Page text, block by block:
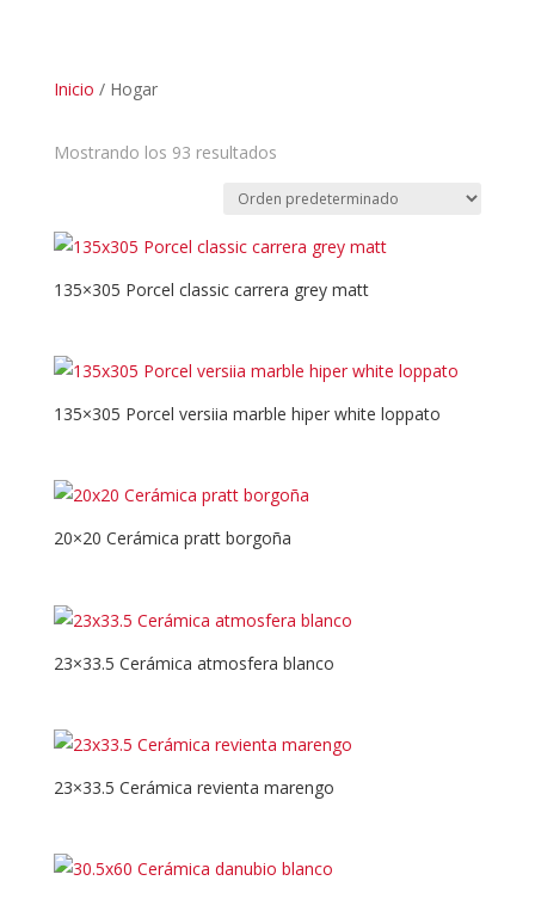
Inicio / Hogar
Mostrando los 93 resultados
135×305 Porcel classic carrera grey matt
135×305 Porcel versiia marble hiper white loppato
20×20 Cerámica pratt borgoña
23×33.5 Cerámica atmosfera blanco
23×33.5 Cerámica revienta marengo